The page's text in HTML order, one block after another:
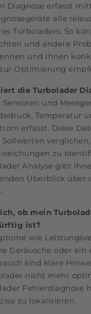
Diagnose erfasst
alle
Turboladers. So
und andere
und Ihnen
Optimierung
die Turbolader
und
Temperatur
erfasst. Diese
zu
Analyse gibt
Überblick über
ob mein
ist?
wie
Geräusche oder ein
sind klare
nicht mehr
Fehlerdiagnose
zu lokalisieren.